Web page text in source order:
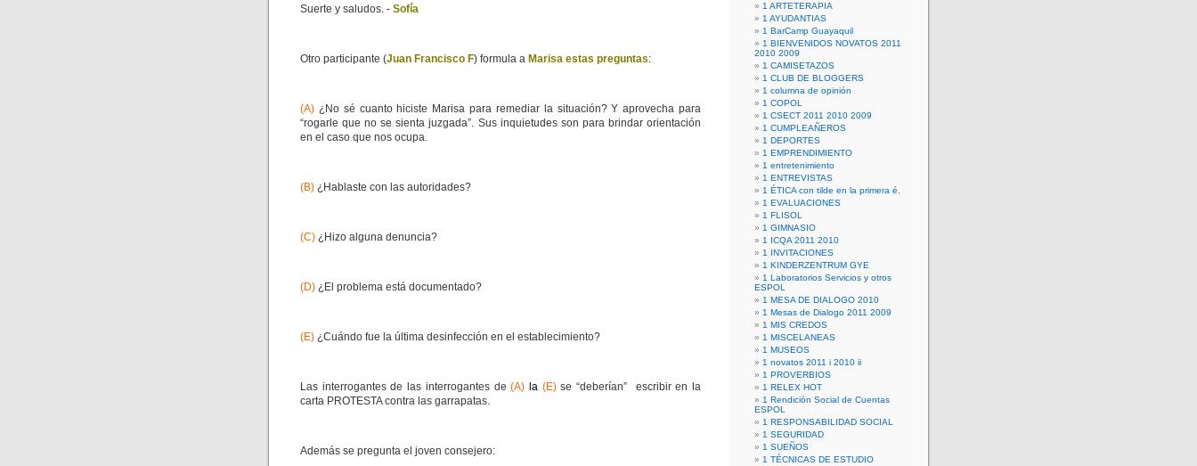
Suerte y saludos. - Sofía
Otro participante (Juan Francisco F) formula a Marisa estas preguntas:
(A) ¿No sé cuanto hiciste Marisa para remediar la situación? Y aprovecha para
“rogarle que no se sienta juzgada”. Sus inquietudes son para brindar orientación
en el caso que nos ocupa.
(B) ¿Hablaste con las autoridades?
(C) ¿Hizo alguna denuncia?
(D) ¿El problema está documentado?
(E) ¿Cuándo fue la última desinfección en el establecimiento?
Las interrogantes de las interrogantes de (A) la (E)se “deberían” escribir en la
carta PROTESTA contra las garrapatas.
Además se pregunta el joven consejero:
1 ARTETERAPIA
1 AYUDANTIAS
1 BarCamp Guayaquil
1 BIENVENIDOS NOVATOS 2011
2010 2009
1 CAMISETAZOS
1 CLUB DE BLOGGERS
1 columna de opinión
1 COPOL
1 CSECT 2011 2010 2009
1 CUMPLEAÑEROS
1 DEPORTES
1 EMPRENDIMIENTO
1 entretenimiento
1 ENTREVISTAS
1 ÉTICA con tilde en la primera é.
1 EVALUACIONES
1 FLISOL
1 GIMNASIO
1 ICQA 2011 2010
1 INVITACIONES
1 KINDERZENTRUM GYE
1 Laboratorios Servicios y otros
ESPOL
1 MESA DE DIALOGO 2010
1 Mesas de Dialogo 2011 2009
1 MIS CREDOS
1 MISCELANEAS
1 MUSEOS
1 novatos 2011 i 2010 ii
1 PROVERBIOS
1 RELEX HOT
1 Rendición Social de Cuentas
ESPOL
1 RESPONSABILIDAD SOCIAL
1 SEGURIDAD
1 SUEÑOS
1 TÉCNICAS DE ESTUDIO